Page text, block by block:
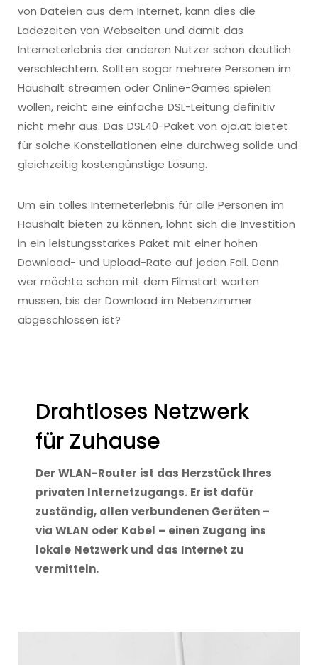
von Dateien aus dem Internet, kann dies die
Ladezeiten von Webseiten und damit das
Interneterlebnis der anderen Nutzer schon deutlich
verschlechtern. Sollten sogar mehrere Personen im
Haushalt streamen oder Online-Games spielen
wollen, reicht eine einfache DSL-Leitung definitiv
nicht mehr aus. Das DSL40-Paket von oja.at bietet
für solche Konstellationen eine durchweg solide und
gleichzeitig kostengünstige Lösung.
Um ein tolles Interneterlebnis für alle Personen im
Haushalt bieten zu können, lohnt sich die Investition
in ein leistungsstarkes Paket mit einer hohen
Download- und Upload-Rate auf jeden Fall. Denn
wer möchte schon mit dem Filmstart warten
müssen, bis der Download im Nebenzimmer
abgeschlossen ist?
Drahtloses Netzwerk
für Zuhause
Der WLAN-Router ist das Herzstück Ihres
privaten Internetzugangs. Er ist dafür
zuständig, allen verbundenen Geräten –
via WLAN oder Kabel – einen Zugang ins
lokale Netzwerk und das Internet zu
vermitteln.